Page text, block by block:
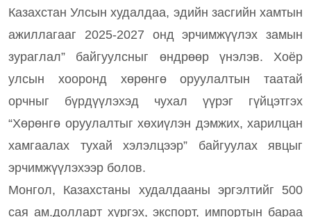
Казахстан Улсын худалдаа, эдийн засгийн хамтын
ажиллагааг 2025-2027 онд эрчимжүүлэх замын
зураглал” байгуулсныг өндрөөр үнэлэв. Хоёр
улсын хооронд хөрөнгө оруулалтын таатай
орчныг бүрдүүлэхэд чухал үүрэг гүйцэтгэх
“Хөрөнгө оруулалтыг хөхиүлэн дэмжих, харилцан
хамгаалах тухай хэлэлцээр” байгуулах явцыг
эрчимжүүлэхээр болов.
Монгол, Казахстаны худалдааны эргэлтийг 500
сая ам.долларт хүргэх, экспорт, импортын бараа